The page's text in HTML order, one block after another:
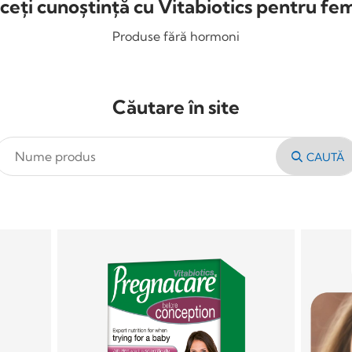
cunoștință cu Vitabiotics pentru
Produse fără hormoni
Căutare în site
CAUTĂ